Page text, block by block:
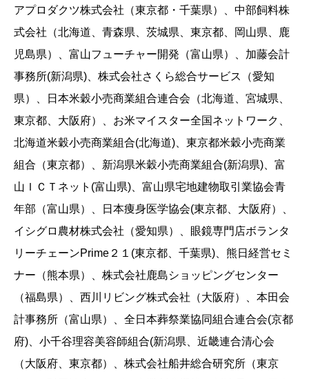
アプロダクツ株式会社（東京都・千葉県）、中部飼料株
式会社（北海道、青森県、茨城県、東京都、岡山県、鹿
児島県）、富山フューチャー開発（富山県）、加藤会計
事務所(新潟県)、株式会社さくら総合サービス（愛知
県）、日本米穀小売商業組合連合会（北海道、宮城県、
東京都、大阪府）、お米マイスター全国ネットワーク、
北海道米穀小売商業組合(北海道)、東京都米穀小売商業
組合（東京都）、新潟県米穀小売商業組合(新潟県)、富
山ＩＣＴネット(富山県)、富山県宅地建物取引業協会青
年部（富山県）、日本痩身医学協会(東京都、大阪府）、
イシグロ農材株式会社（愛知県）、眼鏡専門店ボランタ
リーチェーンPrime２１(東京都、千葉県)、熊日経営セミ
ナー（熊本県）、株式会社鹿島ショッピングセンター
（福島県）、西川リビング株式会社（大阪府）、本田会
計事務所（富山県）、全日本葬祭業協同組合連合会(京都
府)、小千谷理容美容師組合(新潟県、近畿連合清心会
（大阪府、東京都）、株式会社船井総合研究所（東京